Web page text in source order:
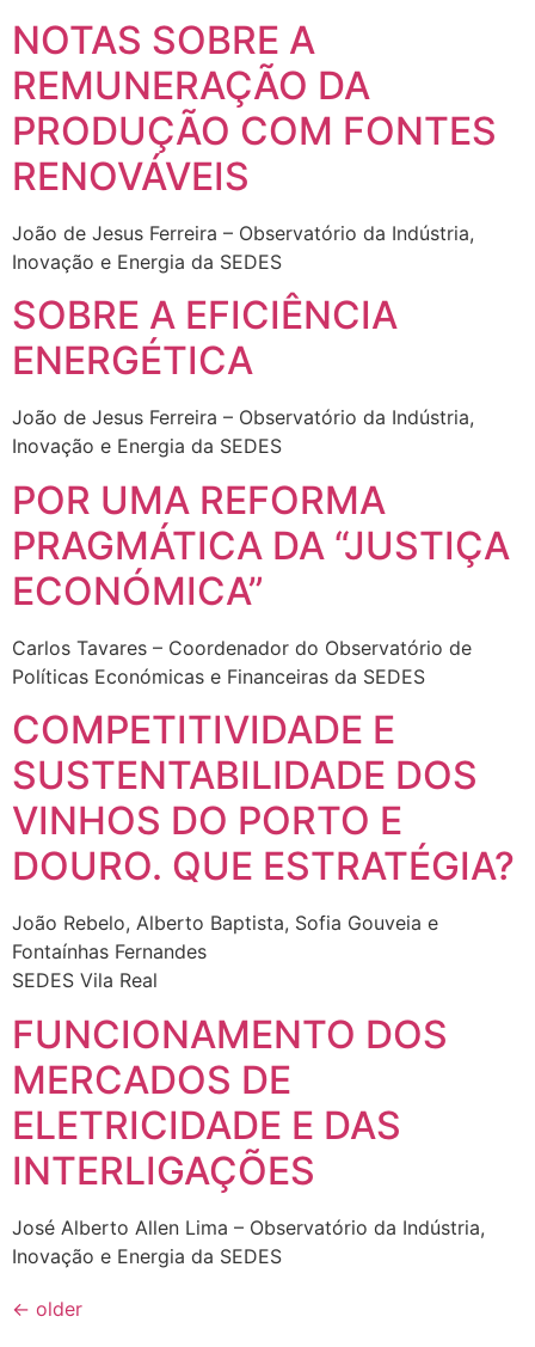
NOTAS SOBRE A
REMUNERAÇÃO DA
PRODUÇÃO COM FONTES
RENOVÁVEIS
João de Jesus Ferreira – Observatório da Indústria,
Inovação e Energia da SEDES
SOBRE A EFICIÊNCIA
ENERGÉTICA
João de Jesus Ferreira – Observatório da Indústria,
Inovação e Energia da SEDES
POR UMA REFORMA
PRAGMÁTICA DA “JUSTIÇA
ECONÓMICA”
Carlos Tavares – Coordenador do Observatório de
Políticas Económicas e Financeiras da SEDES
COMPETITIVIDADE E
SUSTENTABILIDADE DOS
VINHOS DO PORTO E
DOURO. QUE ESTRATÉGIA?
João Rebelo, Alberto Baptista, Sofia Gouveia e
Fontaínhas Fernandes
SEDES Vila Real
FUNCIONAMENTO DOS
MERCADOS DE
ELETRICIDADE E DAS
INTERLIGAÇÕES
José Alberto Allen Lima – Observatório da Indústria,
Inovação e Energia da SEDES
← older